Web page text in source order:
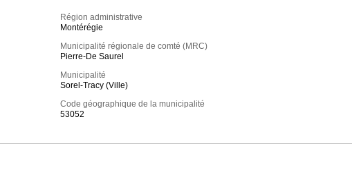
Région administrative
Montérégie
Municipalité régionale de comté (MRC)
Pierre-De Saurel
Municipalité
Sorel-Tracy (Ville)
Code géographique de la municipalité
53052